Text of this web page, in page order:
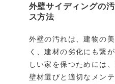
外壁サイディングの
ス方法
外壁の汚れは、建物の
く、建材の劣化にも繋
しい家を保つためには
壁材選びと適切なメン